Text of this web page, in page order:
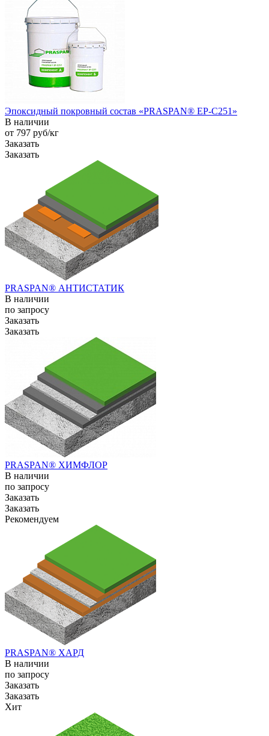
Эпоксидный покровный состав «PRASPAN® EP-C251»
В наличии
от 797 руб/кг
Заказать
Заказать
PRASPAN® АНТИСТАТИК
В наличии
по запросу
Заказать
Заказать
PRASPAN® ХИМФЛОР
В наличии
по запросу
Заказать
Заказать
Рекомендуем
PRASPAN® ХАРД
В наличии
по запросу
Заказать
Заказать
Хит